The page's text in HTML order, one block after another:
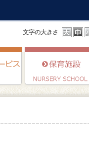
文字の大きさ